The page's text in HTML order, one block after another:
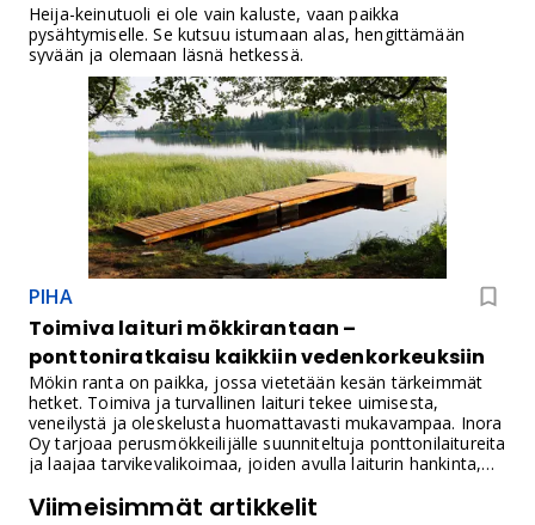
Heija-keinutuoli ei ole vain kaluste, vaan paikka
pysähtymiselle. Se kutsuu istumaan alas, hengittämään
syvään ja olemaan läsnä hetkessä.
PIHA
Toimiva laituri mökkirantaan –
ponttoniratkaisu kaikkiin vedenkorkeuksiin
Mökin ranta on paikka, jossa vietetään kesän tärkeimmät
hetket. Toimiva ja turvallinen laituri tekee uimisesta,
veneilystä ja oleskelusta huomattavasti mukavampaa. Inora
Oy tarjoaa perusmökkeilijälle suunniteltuja ponttonilaitureita
ja laajaa tarvikevalikoimaa, joiden avulla laiturin hankinta,
rakennusprojektia. Valmiit laituriratkaisut on suunniteltu
Viimeisimmät artikkelit